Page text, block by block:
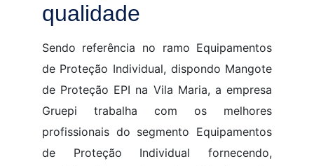
qualidade
Sendo referência no ramo Equipamentos
de Proteção Individual, dispondo Mangote
de Proteção EPI na Vila Maria, a empresa
Gruepi trabalha com os melhores
profissionais do segmento Equipamentos
de Proteção Individual fornecendo,